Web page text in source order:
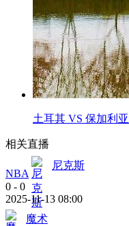
土耳其 VS 保加利亚
相关直播
NBA
尼克斯
0 - 0
2025-11-13 08:00
魔术